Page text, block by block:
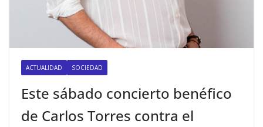
ACTUALIDAD SOCIEDAD
Este sábado concierto benéfico
de Carlos Torres contra el